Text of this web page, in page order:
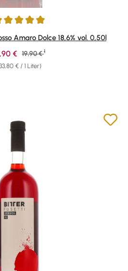
von 5 von 5 Sternen
Amaro Dolce 18,6% vol. 0,50l
€ / 1 Liter)
Verkaufspreis:
€ Regulärer Preis:
19,90 € 1